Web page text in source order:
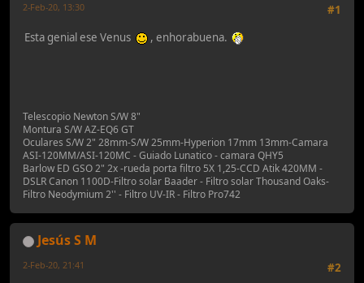
#1
2-Feb-20, 13:30
Esta genial ese Venus , enhorabuena.
Telescopio Newton S/W 8"
Montura S/W AZ-EQ6 GT
Oculares S/W 2" 28mm-S/W 25mm-Hyperion 17mm 13mm-Camara
ASI-120MM/ASI-120MC - Guiado Lunatico - camara QHY5
Barlow ED GSO 2" 2x -rueda porta filtro 5X 1,25-CCD Atik 420MM -
DSLR Canon 1100D-Filtro solar Baader - Filtro solar Thousand Oaks-
Filtro Neodymium 2'' - Filtro UV-IR - Filtro Pro742
Jesús S M
#2
2-Feb-20, 21:41